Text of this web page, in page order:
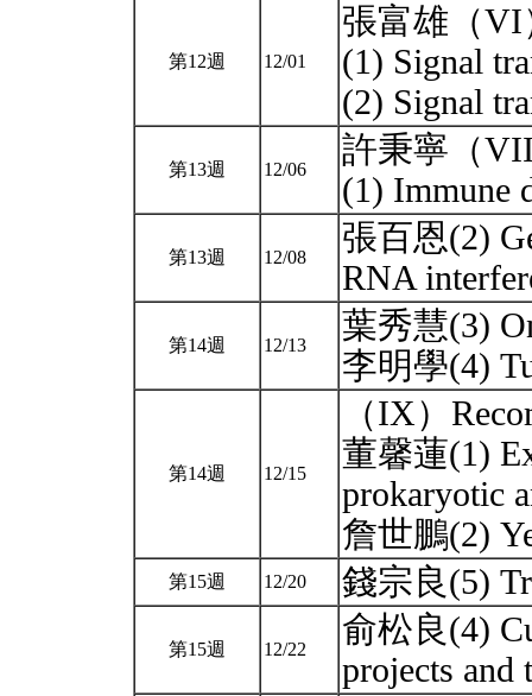
第12週 12/01
張富雄（VI
(1) Signal
(2) Signal
第13週 12/06
許秉寧（VII
(1) Immune
第13週 12/08
張百恩(2)
RNA
第14週 12/13
葉秀慧(3)
李明學(4)
第14週 12/15
（IX）
董馨蓮(1)
prokaryotic
詹世鵬(2)
第15週 12/20 錢宗良(5)
第15週 12/22
俞松良(4)
projects and